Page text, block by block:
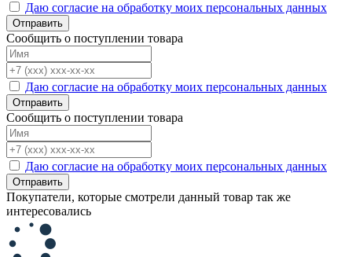
Даю согласие на обработку моих персональных данных
Отправить
Сообщить о поступлении товара
Даю согласие на обработку моих персональных данных
Отправить
Сообщить о поступлении товара
Даю согласие на обработку моих персональных данных
Отправить
Покупатели, которые смотрели данный товар так же
интересовались